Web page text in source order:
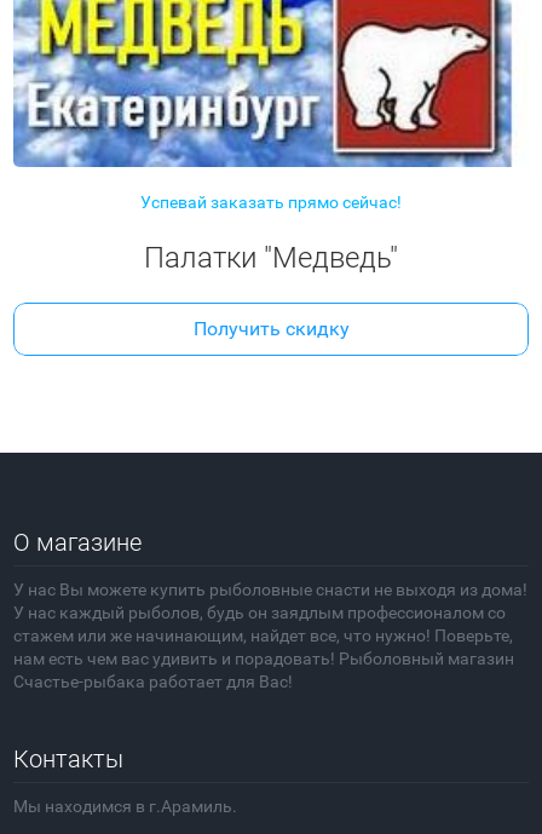
Успевай заказать прямо сейчас!
Палатки "Медведь"
Получить скидку
О магазине
У нас Вы можете купить рыболовные снасти не выходя из дома!
У нас каждый рыболов, будь он заядлым профессионалом со
стажем или же начинающим, найдет все, что нужно! Поверьте,
нам есть чем вас удивить и порадовать! Рыболовный магазин
Счастье-рыбака работает для Вас!
Контакты
Мы находимся в г.Арамиль.